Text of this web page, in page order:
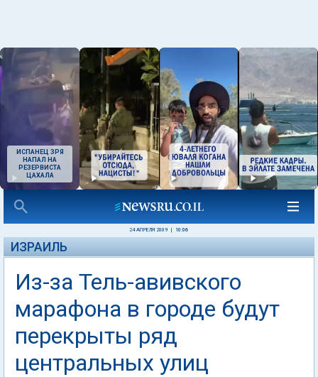
ИСПАНЕЦ ЗРЯ
НАПАЛ НА
РЕЗЕРВИСТА
ЦАХАЛА
24 АПРЕЛЯ 2009 10:06
ИЗРАИЛЬ
Из-за Тель-авивского
марафона в городе будут
перекрыты ряд
центральных улиц